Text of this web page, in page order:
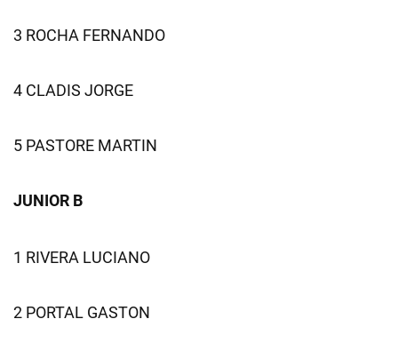
3 ROCHA FERNANDO
4 CLADIS JORGE
5 PASTORE MARTIN
JUNIOR B
1 RIVERA LUCIANO
2 PORTAL GASTON